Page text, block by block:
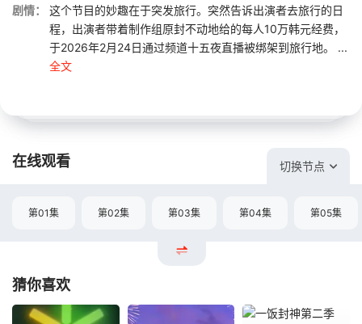
剧情：
这个节目的妙趣在于突发旅行。突然告诉出演者去旅行的日
程，出演者带着制作组原封不动地给的每人10万韩元经费，
于2026年2月24日通过频道十五夜直播被绑架到旅行地。 ...
全文
在线观看 切换节点
第01集 第02集 第03集 第04集 第05集
猜你喜欢